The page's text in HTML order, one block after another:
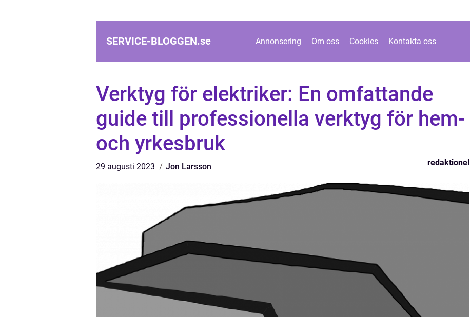
SERVICE-BLOGGEN.se Annonsering Om oss Cookies Kontakta oss
Verktyg för elektriker: En omfattande
guide till professionella verktyg för hem-
och yrkesbruk
29 augusti 2023 Jon Larsson redaktionel